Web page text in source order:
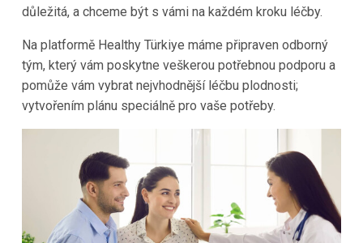
důležitá, a chceme být s vámi na každém kroku léčby.
Na platformě Healthy Türkiye máme připraven odborný
tým, který vám poskytne veškerou potřebnou podporu a
pomůže vám vybrat nejvhodnější léčbu plodnosti;
vytvořením plánu speciálně pro vaše potřeby.